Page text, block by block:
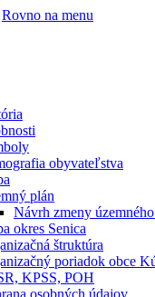
Rovno na menu
obyvateľstva
plán
Návrh zmeny
okres Senica
štruktúra
poriadok obce
KPSS, POH
osobných údajov